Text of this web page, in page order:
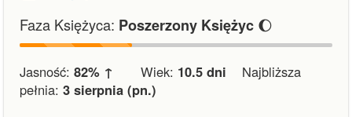
Faza Księżyca: Poszerzony Księżyc 🌔
Jasność: 82% ↑ Wiek: 10.5 dni Najbliższa
pełnia: 3 sierpnia (pn.)